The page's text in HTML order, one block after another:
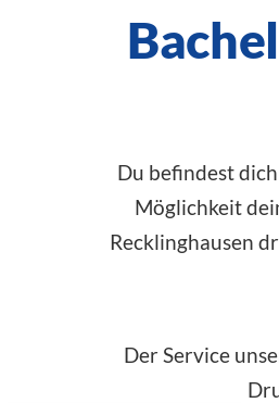
Du befindest
Möglichkeit
Recklinghausen
Der Service